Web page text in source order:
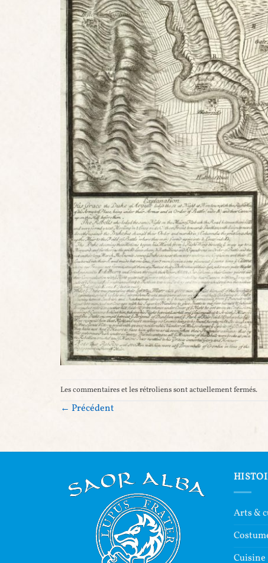
Les commentaires et les rétroliens sont actuellement fermés.
← Précédent
Arts &
Cuisine